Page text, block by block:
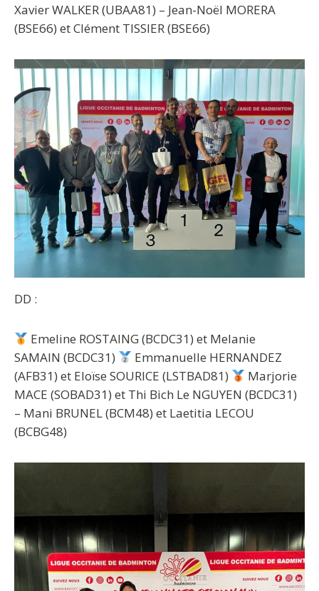
Xavier WALKER (UBAA81) – Jean-Noël MORERA
(BSE66) et Clément TISSIER (BSE66)
DD :
Emeline ROSTAING (BCDC31) et Melanie
SAMAIN (BCDC31)
Emmanuelle HERNANDEZ
(AFB31) et Eloïse SOURICE (LSTBAD81)
Marjorie
MACE (SOBAD31) et Thi Bich Le NGUYEN (BCDC31)
– Mani BRUNEL (BCM48) et Laetitia LECOU
(BCBG48)